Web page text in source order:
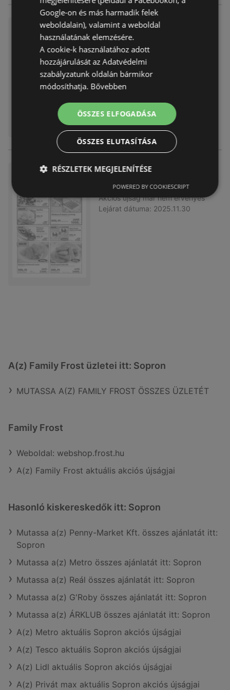
Family Frost újság érvényessé
ge 2025.12.21-ig
Akciós újság már nem érvényes
Lejárat dátuma:
Family Frost újság érvényessé
ge 2025.11.30-ig
Akciós újság már nem érvényes
Lejárat dátuma: 2025.11.30
A(z) Family Frost üzletei itt: Sopron
MUTASSA A(Z) FAMILY FROST ÖSSZES ÜZLETÉT
Family Frost
Weboldal: webshop.frost.hu
A(z) Family Frost aktuális akciós újságjai
Hasonló kiskereskedők itt: Sopron
Mutassa a(z) Penny-Market Kft. összes ajánlatát itt:
Sopron
Mutassa a(z) Metro összes ajánlatát itt: Sopron
Mutassa a(z) Reál összes ajánlatát itt: Sopron
Mutassa a(z) G'Roby összes ajánlatát itt: Sopron
Mutassa a(z) ÁRKLUB összes ajánlatát itt: Sopron
A(z) Metro aktuális Sopron akciós újságjai
A(z) Tesco aktuális Sopron akciós újságjai
A(z) Lidl aktuális Sopron akciós újságjai
A(z) Privát max aktuális Sopron akciós újságjai
Google-on és más harmadik felek
weboldalain), valamint a weboldal
használatának elemzésére.
A cookie-k használatához adott
hozzájárulását az Adatvédelmi
szabályzatunk oldalán bármikor
módosíthatja. Bővebben
ÖSSZES ELFOGADÁSA
ÖSSZES ELUTASÍTÁSA
RÉSZLETEK MEGJELENÍTÉSE
POWERED BY COOKIESCRIPT